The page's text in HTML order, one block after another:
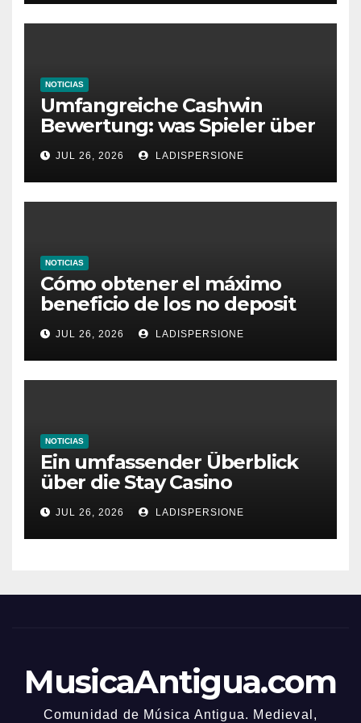
NOTICIAS
Umfangreiche Cashwin
Bewertung: was Spieler über
dieses Casino denken
JUL 26, 2026 LADISPERSIONE
NOTICIAS
Cómo obtener el máximo
beneficio de los no deposit
bonus codes de roby casino
JUL 26, 2026 LADISPERSIONE
NOTICIAS
Ein umfassender Überblick
über die Stay Casino
Bonusbedingungen
JUL 26, 2026 LADISPERSIONE
MusicaAntigua.com
Comunidad de Música Antigua. Medieval,